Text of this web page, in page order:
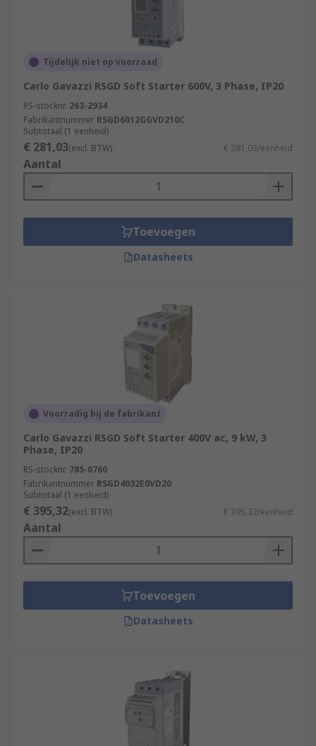
Tijdelijk niet op voorraad
Carlo Gavazzi RSGD Soft Starter 600V, 3 Phase, IP20
RS-stocknr. 263-2934
Fabrikantnummer RSGD6012GGVD210C
Subtotaal (1 eenheid)
€ 281,03(excl. BTW) € 281,03/eenheid
Aantal
Toevoegen
Datasheets
Voorradig bij de fabrikant
Carlo Gavazzi RSGD Soft Starter 400V ac, 9 kW, 3
Phase, IP20
RS-stocknr. 785-0760
Fabrikantnummer RSGD4032E0VD20
Subtotaal (1 eenheid)
€ 395,32(excl. BTW) € 395,32/eenheid
Aantal
Toevoegen
Datasheets